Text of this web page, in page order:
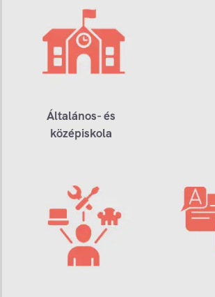
Általános- és
középiskola